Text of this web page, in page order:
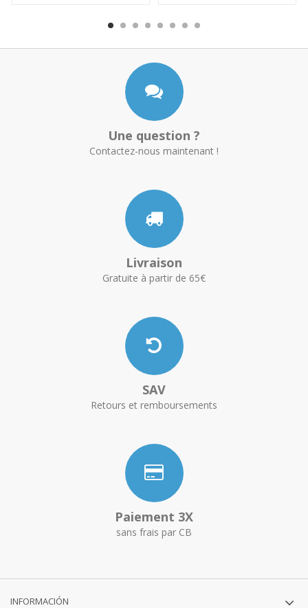
Une question ?
Contactez-nous maintenant !
Livraison
Gratuite à partir de 65€
SAV
Retours et remboursements
Paiement 3X
sans frais par CB
INFORMACIÓN